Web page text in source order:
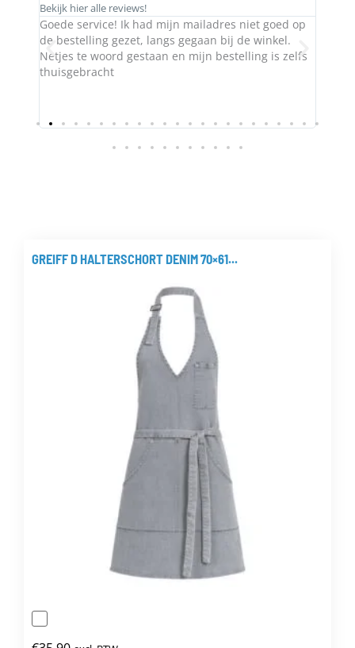
Bekijk hier alle reviews!
Goede service! Ik had mijn mailadres niet goed op
de bestelling gezet, langs gegaan bij de winkel.
Netjes te woord gestaan en mijn bestelling is zelfs
thuisgebracht
GREIFF D HALTERSCHORT DENIM 70×61...